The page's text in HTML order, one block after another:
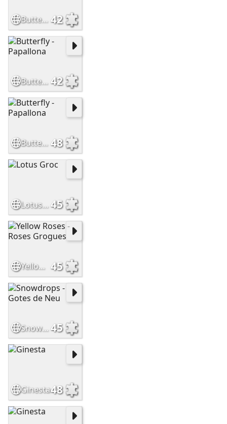
Butterfly - Papallona 42
Butterfly - Papallona 42
Butterfly - Papallona 48
Lotus Groc45
Yellow Roses - Roses Grogues 45
Snowdrops - Gotes de Neu45
Ginesta48